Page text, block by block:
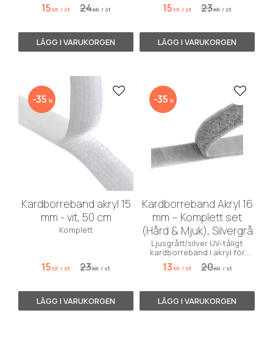
15 KR / st 24KR / st 15 KR / st 23KR / st
Kardborreband akryl 15
mm - vit, 50 cm
Komplett
15 KR / st 23KR / st
35 % Lägg till i favoriter
Kardborreband Akryl 16
mm – Komplett set
(Hård & Mjuk), Silvergrå
Ljusgrått/silver UV-tåligt
kardborreband i akryl för
marin miljö. Komplett med
hake och ögla.
13 KR / st 20KR / st
35 % Lägg